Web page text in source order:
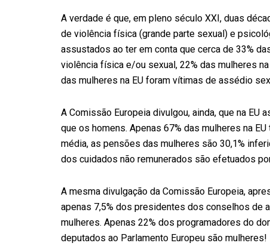
A verdade é que, em pleno século XXI, duas
de violência física (grande parte sexual) e
assustados ao ter em conta que cerca de 33%
violência física e/ou sexual, 22% das mulheres
das mulheres na EU foram vítimas de assédio
A Comissão Europeia divulgou, ainda, que na EU
que os homens. Apenas 67% das mulheres na
média, as pensões das mulheres são 30,1%
dos cuidados não remunerados são efetuados
A mesma divulgação da Comissão Europeia,
apenas 7,5% dos presidentes dos conselhos de
mulheres. Apenas 22% dos programadores do
deputados ao Parlamento Europeu são mulheres!